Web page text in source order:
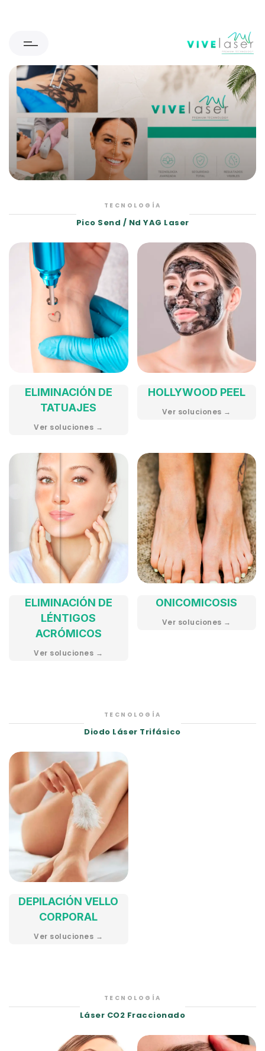
TECNOLOGÍA
Pico Send / Nd YAG Laser
ELIMINACIÓN DE
TATUAJES
Ver soluciones →
HOLLYWOOD PEEL
Ver soluciones →
ELIMINACIÓN DE
LÉNTIGOS
ACRÓMICOS
Ver soluciones →
ONICOMICOSIS
Ver soluciones →
TECNOLOGÍA
Diodo Láser Trifásico
DEPILACIÓN VELLO
CORPORAL
Ver soluciones →
TECNOLOGÍA
Láser CO2 Fraccionado